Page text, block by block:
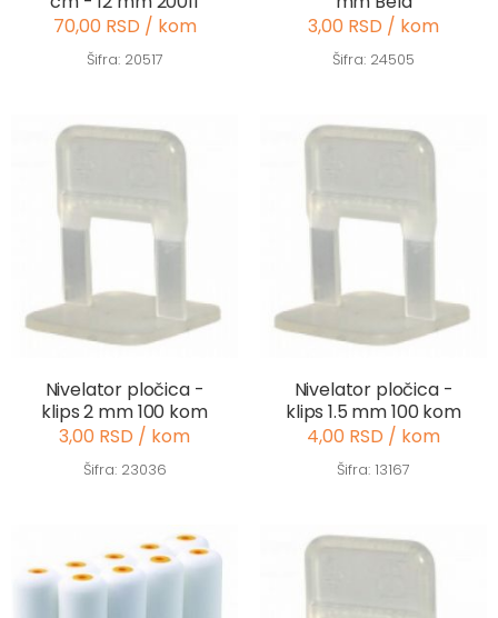
70,00 RSD / kom
Šifra: 20517
3,00 RSD / kom
Šifra: 24505
Nivelator pločica -
klips 2 mm 100 kom
3,00 RSD / kom
Šifra: 23036
Nivelator pločica -
klips 1.5 mm 100 kom
4,00 RSD / kom
Šifra: 13167